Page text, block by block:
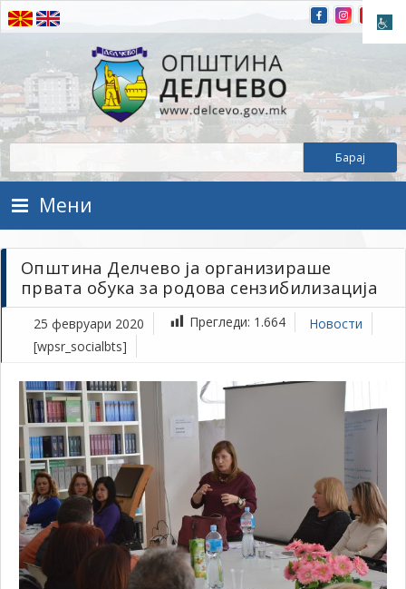
Прескокнете на содржината
Општина Делчево
Општина Делчево
Мени
Општина Делчево ја организираше
првата обука за родова сензибилизација
25 февруари 2020 Прегледи: 1.664
Новости
[wpsr_socialbts]